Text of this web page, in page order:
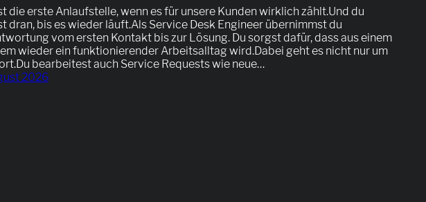
die erste Anlaufstelle, wenn es für unsere Kunden wirklich zählt.Und du
dran, bis es wieder läuft.Als Service Desk Engineer übernimmst du
vom ersten Kontakt bis zur Lösung. Du sorgst dafür, dass aus einem
wieder ein funktionierender Arbeitsalltag wird.Dabei geht es nicht nur um
bearbeitest auch Service Requests wie neue…
2026